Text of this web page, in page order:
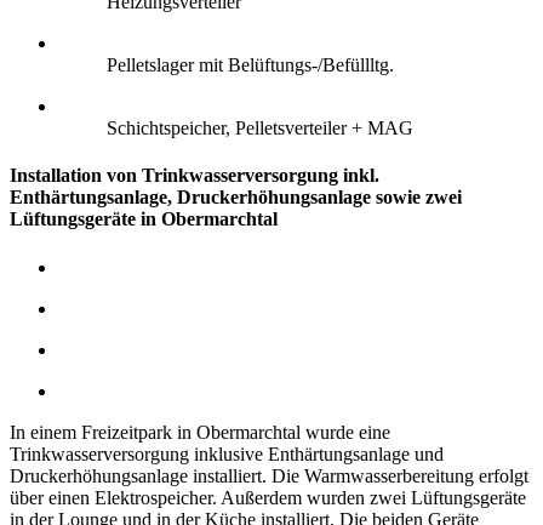
Pelletslager mit Belüftungs-/Befüllltg.
Schichtspeicher, Pelletsverteiler + MAG
Installation von Trinkwasserversorgung inkl.
Enthärtungsanlage, Druckerhöhungsanlage sowie zwei
Lüftungsgeräte in Obermarchtal
In einem Freizeitpark in Obermarchtal wurde eine
Trinkwasserversorgung inklusive Enthärtungsanlage und
Druckerhöhungsanlage installiert. Die Warmwasserbereitung erfolgt
über einen Elektrospeicher. Außerdem wurden zwei Lüftungsgeräte
in der Lounge und in der Küche installiert. Die beiden Geräte